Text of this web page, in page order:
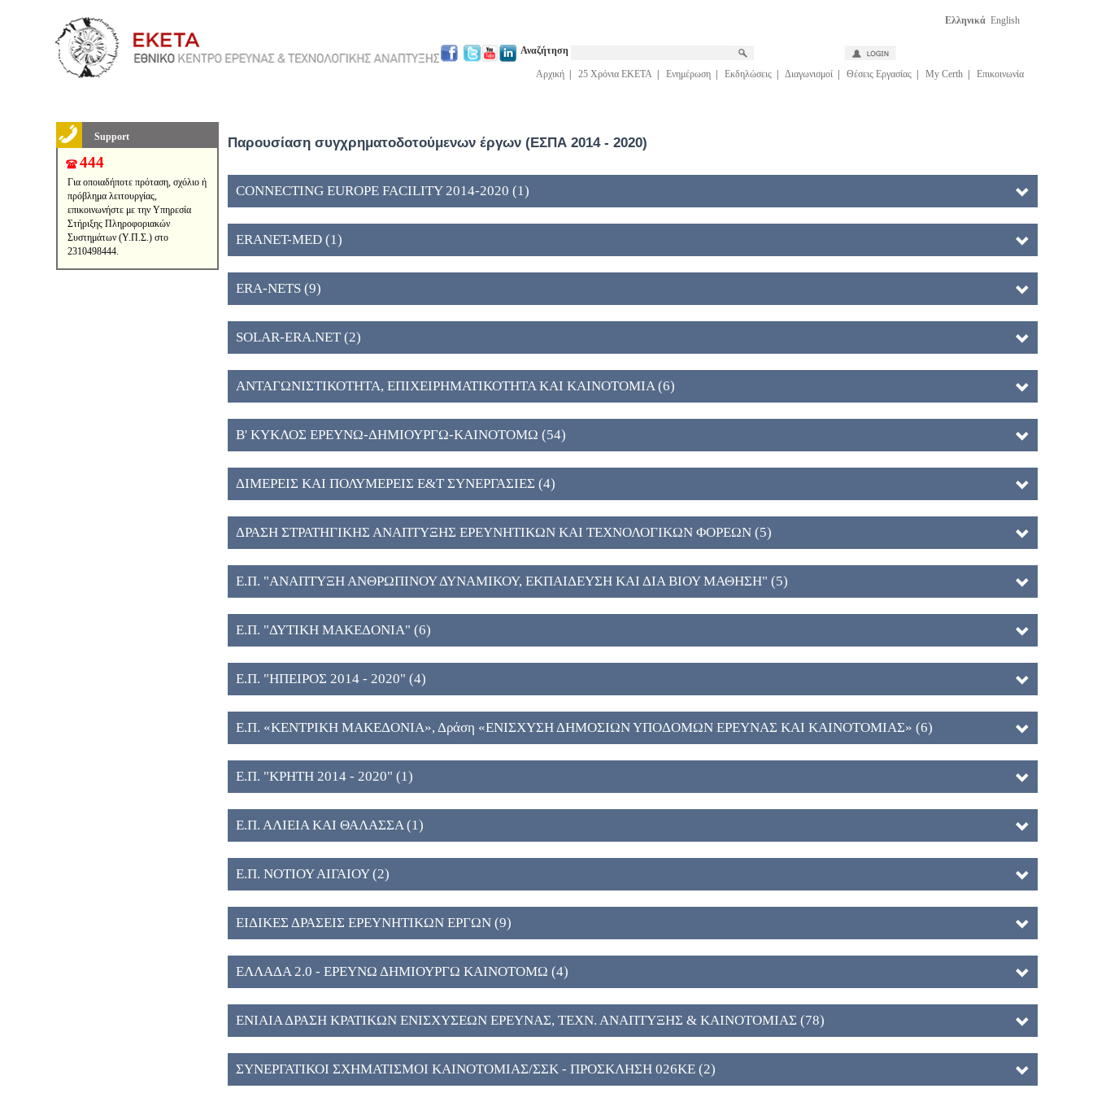
Ελληνικά English
Αναζήτηση
Αρχική| 25 Χρόνια ΕΚΕΤΑ| Ενημέρωση| Εκδηλώσεις| Διαγωνισμοί| Θέσεις Εργασίας| My Certh| Επικοινωνία
Support
444
Για οποιαδήποτε πρόταση, σχόλιο ή
πρόβλημα λειτουργίας,
επικοινωνήστε με την Υπηρεσία
Στήριξης Πληροφοριακών
Συστημάτων (Υ.Π.Σ.) στο
2310498444.
Παρουσίαση συγχρηματοδοτούμενων έργων (ΕΣΠΑ 2014 - 2020)
CONNECTING EUROPE FACILITY 2014-2020 (1)
ERANET-MED (1)
ERA-NETS (9)
SOLAR-ERA.NET (2)
ΑΝΤΑΓΩΝΙΣΤΙΚΟΤΗΤΑ, ΕΠΙΧΕΙΡΗΜΑΤΙΚΟΤΗΤΑ ΚΑΙ ΚΑΙΝΟΤΟΜΙΑ (6)
Β' ΚΥΚΛΟΣ ΕΡΕΥΝΩ-ΔΗΜΙΟΥΡΓΩ-ΚΑΙΝΟΤΟΜΩ (54)
ΔΙΜΕΡΕΙΣ ΚΑΙ ΠΟΛΥΜΕΡΕΙΣ Ε&Τ ΣΥΝΕΡΓΑΣΙΕΣ (4)
ΔΡΑΣΗ ΣΤΡΑΤΗΓΙΚΗΣ ΑΝΑΠΤΥΞΗΣ ΕΡΕΥΝΗΤΙΚΩΝ ΚΑΙ ΤΕΧΝΟΛΟΓΙΚΩΝ ΦΟΡΕΩΝ (5)
Ε.Π. "ΑΝΑΠΤΥΞΗ ΑΝΘΡΩΠΙΝΟΥ ΔΥΝΑΜΙΚΟΥ, ΕΚΠΑΙΔΕΥΣΗ ΚΑΙ ΔΙΑ ΒΙΟΥ ΜΑΘΗΣΗ" (5)
Ε.Π. "ΔΥΤΙΚΗ ΜΑΚΕΔΟΝΙΑ" (6)
Ε.Π. "ΗΠΕΙΡΟΣ 2014 - 2020" (4)
Ε.Π. «ΚΕΝΤΡΙΚΗ ΜΑΚΕΔΟΝΙΑ», Δράση «ΕΝΙΣΧΥΣΗ ΔΗΜΟΣΙΩΝ ΥΠΟΔΟΜΩΝ ΕΡΕΥΝΑΣ ΚΑΙ ΚΑΙΝΟΤΟΜΙΑΣ» (6)
Ε.Π. "ΚΡΗΤΗ 2014 - 2020" (1)
Ε.Π. ΑΛΙΕΙΑ ΚΑΙ ΘΑΛΑΣΣΑ (1)
Ε.Π. ΝΟΤΙΟΥ ΑΙΓΑΙΟΥ (2)
ΕΙΔΙΚΕΣ ΔΡΑΣΕΙΣ ΕΡΕΥΝΗΤΙΚΩΝ ΕΡΓΩΝ (9)
ΕΛΛΑΔΑ 2.0 - ΕΡΕΥΝΩ ΔΗΜΙΟΥΡΓΩ ΚΑΙΝΟΤΟΜΩ (4)
ΕΝΙΑΙΑ ΔΡΑΣΗ ΚΡΑΤΙΚΩΝ ΕΝΙΣΧΥΣΕΩΝ ΕΡΕΥΝΑΣ, ΤΕΧΝ. ΑΝΑΠΤΥΞΗΣ & ΚΑΙΝΟΤΟΜΙΑΣ (78)
ΣΥΝΕΡΓΑΤΙΚΟΙ ΣΧΗΜΑΤΙΣΜΟΙ ΚΑΙΝΟΤΟΜΙΑΣ/ΣΣΚ - ΠΡΟΣΚΛΗΣΗ 026ΚΕ (2)